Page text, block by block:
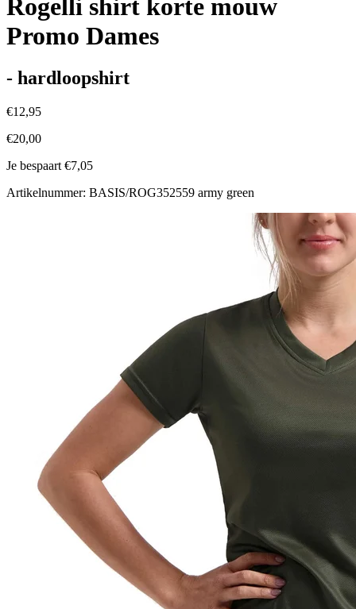
Rogelli shirt korte mouw
Promo Dames
- hardloopshirt
€12,95
€20,00
Je bespaart €7,05
Artikelnummer: BASIS/ROG352559 army green